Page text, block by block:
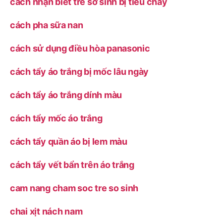
cách pha sữa nan
cách sử dụng điều hòa panasonic
cách tẩy áo trắng bị mốc lâu ngày
cách tẩy áo trắng dính màu
cách tẩy mốc áo trắng
cách tẩy quần áo bị lem màu
cách tẩy vết bẩn trên áo trắng
cam nang cham soc tre so sinh
chai xịt nách nam